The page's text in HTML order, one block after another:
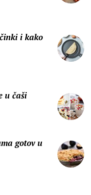
i kako
u čaši
gotov u